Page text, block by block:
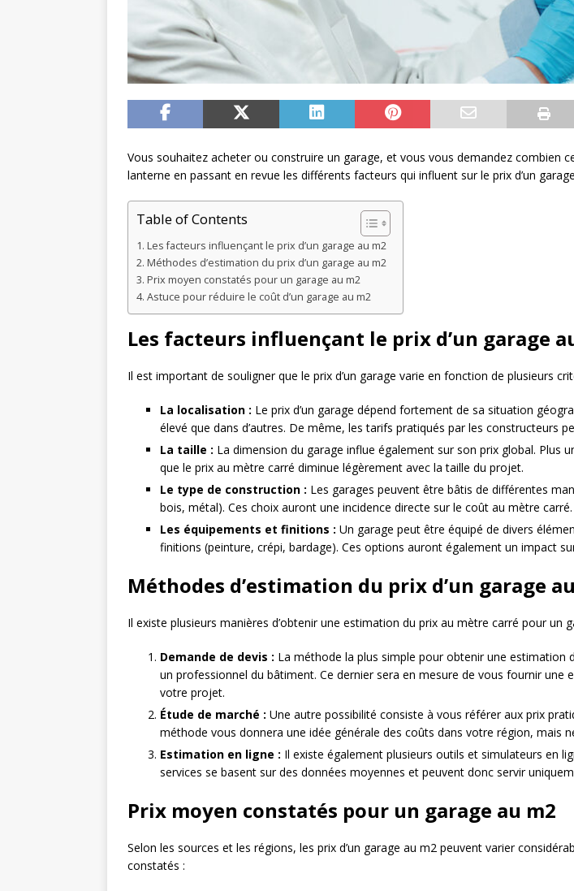
Vous souhaitez acheter ou construire un garage, et vous vous demandez combien
lanterne en passant en revue les différents facteurs qui influent sur le prix d’un
Table of Contents
Les facteurs influençant le prix d’un garage au m2
Méthodes d’estimation du prix d’un garage au m2
Prix moyen constatés pour un garage au m2
Astuce pour réduire le coût d’un garage au m2
Les facteurs influençant le prix d’un garage
Il est important de souligner que le prix d’un garage varie en fonction de plusieurs
La localisation : Le prix d’un garage dépend fortement de sa situation
élevé que dans d’autres. De même, les tarifs pratiqués par les constructeurs
La taille : La dimension du garage influe également sur son prix global. Plus
que le prix au mètre carré diminue légèrement avec la taille du projet.
Le type de construction : Les garages peuvent être bâtis de différentes
bois, métal). Ces choix auront une incidence directe sur le coût au mètre carré.
Les équipements et finitions : Un garage peut être équipé de divers
finitions (peinture, crépi, bardage). Ces options auront également un impact
Méthodes d’estimation du prix d’un garage
Il existe plusieurs manières d’obtenir une estimation du prix au mètre carré pour un
Demande de devis : La méthode la plus simple pour obtenir une estimation
un professionnel du bâtiment. Ce dernier sera en mesure de vous fournir
votre projet.
Étude de marché : Une autre possibilité consiste à vous référer aux prix
méthode vous donnera une idée générale des coûts dans votre région, mais
Estimation en ligne : Il existe également plusieurs outils et simulateurs en
services se basent sur des données moyennes et peuvent donc servir
Prix moyen constatés pour un garage au m2
Selon les sources et les régions, les prix d’un garage au m2 peuvent varier
constatés :